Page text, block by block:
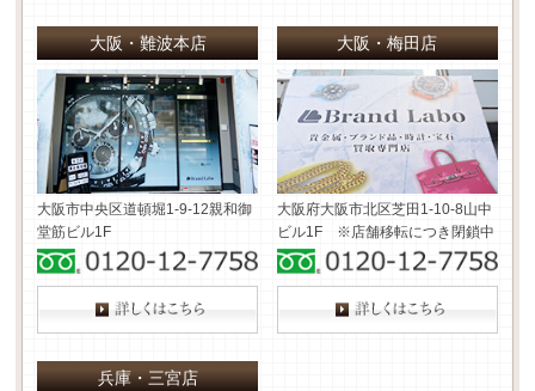
大阪・難波本店
大阪市中央区道頓堀1-9-12親和御
堂筋ビル1F
大阪・梅田店
大阪府大阪市北区芝田1-10-8山中
ビル1F ※店舗移転につき閉鎖中
兵庫・三宮店